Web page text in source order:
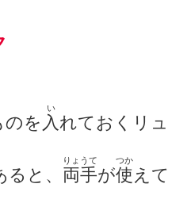
のを 入
い
れておくリュ
と、 両手
りょうて
が使
つか
えて